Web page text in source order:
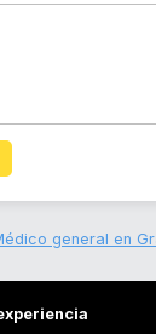
general en